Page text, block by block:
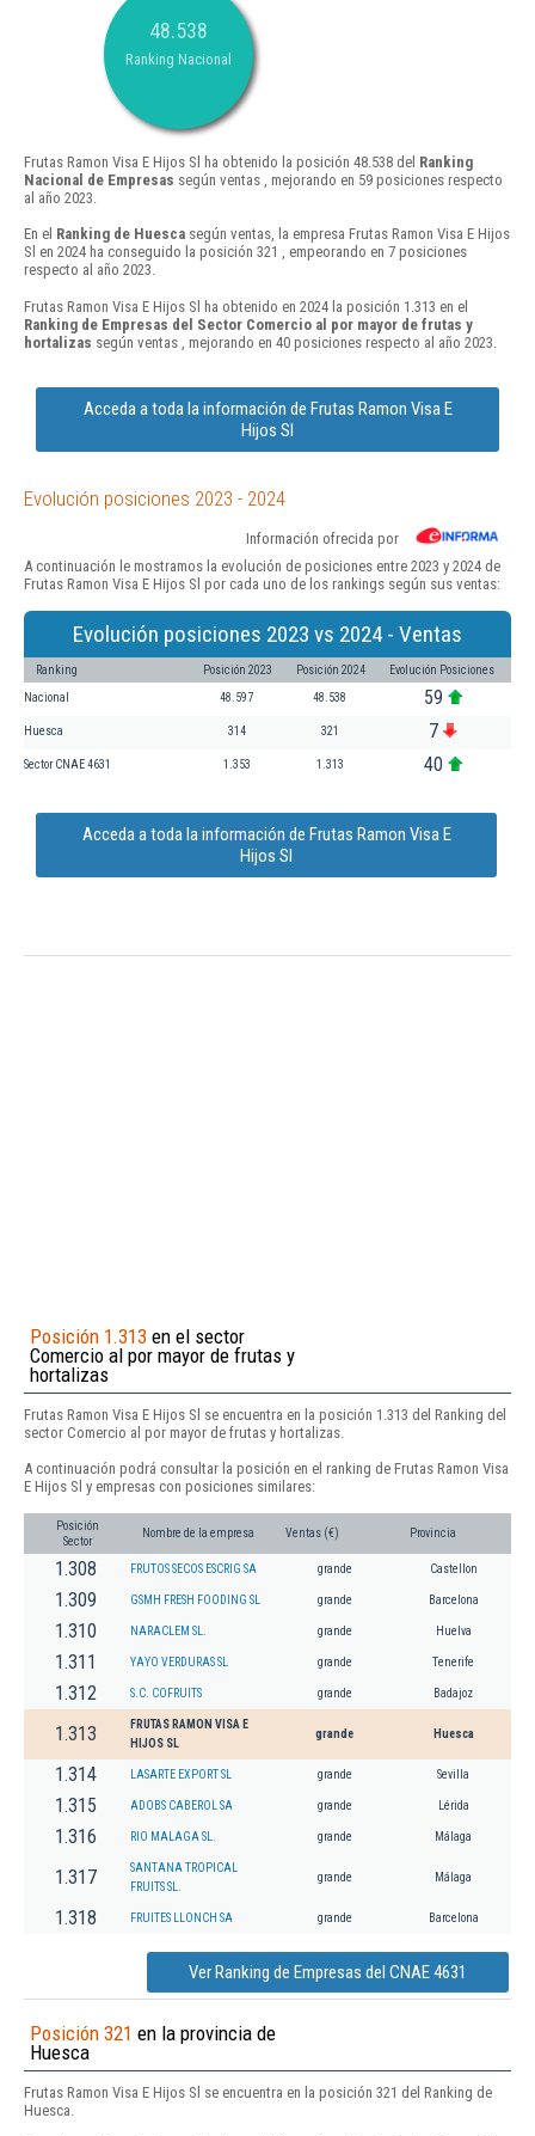
48.538
Ranking Nacional
Frutas Ramon Visa E Hijos Sl ha obtenido la posición 48.538 del Ranking
Nacional de Empresas según ventas , mejorando en 59 posiciones respecto
al año 2023.
En el Ranking de Huesca según ventas, la empresa Frutas Ramon Visa E Hijos
Sl en 2024 ha conseguido la posición 321 , empeorando en 7 posiciones
respecto al año 2023.
Frutas Ramon Visa E Hijos Sl ha obtenido en 2024 la posición 1.313 en el
Ranking de Empresas del Sector Comercio al por mayor de frutas y
hortalizas según ventas , mejorando en 40 posiciones respecto al año 2023.
Acceda a toda la información de Frutas Ramon Visa E
Hijos Sl
Evolución posiciones 2023 - 2024
Información ofrecida por
A continuación le mostramos la evolución de posiciones entre 2023 y 2024 de
Frutas Ramon Visa E Hijos Sl por cada uno de los rankings según sus ventas:
Evolución posiciones 2023 vs 2024 - Ventas
Ranking Posición 2023 Posición 2024 Evolución Posiciones
Nacional 48.597 48.538 59
Huesca 314 321 7
Sector CNAE 4631 1.353 1.313 40
Acceda a toda la información de Frutas Ramon Visa E
Hijos Sl
Posición 1.313 en el sector
Comercio al por mayor de frutas y
hortalizas
Frutas Ramon Visa E Hijos Sl se encuentra en la posición 1.313 del Ranking del
sector Comercio al por mayor de frutas y hortalizas.
A continuación podrá consultar la posición en el ranking de Frutas Ramon Visa
E Hijos Sl y empresas con posiciones similares:
Posición
Sector
Nombre de la empresa Ventas (€) Provincia
1.308 FRUTOS SECOS ESCRIG SA grande Castellon
1.309 GSMH FRESH FOODING SL grande Barcelona
1.310 NARACLEM SL. grande Huelva
1.311 YAYO VERDURAS SL grande Tenerife
1.312 S.C. COFRUITS grande Badajoz
1.313
FRUTAS RAMON VISA E
HIJOS SL
grande Huesca
1.314 LASARTE EXPORT SL grande Sevilla
1.315 ADOBS CABEROL SA grande Lérida
1.316 RIO MALAGA SL. grande Málaga
1.317
SANTANA TROPICAL
FRUITS SL.
grande Málaga
1.318 FRUITES LLONCH SA grande Barcelona
Ver Ranking de Empresas del CNAE 4631
Posición 321 en la provincia de
Huesca
Frutas Ramon Visa E Hijos Sl se encuentra en la posición 321 del Ranking de
Huesca.